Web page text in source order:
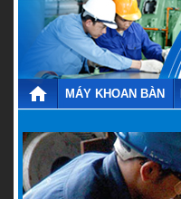
MÁY KHOAN BÀN